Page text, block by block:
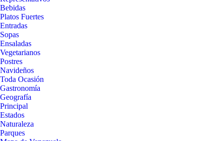
Bebidas
Platos Fuertes
Entradas
Sopas
Ensaladas
Vegetarianos
Postres
Navideños
Toda Ocasión
Gastronomía
Geografía
Principal
Estados
Naturaleza
Parques